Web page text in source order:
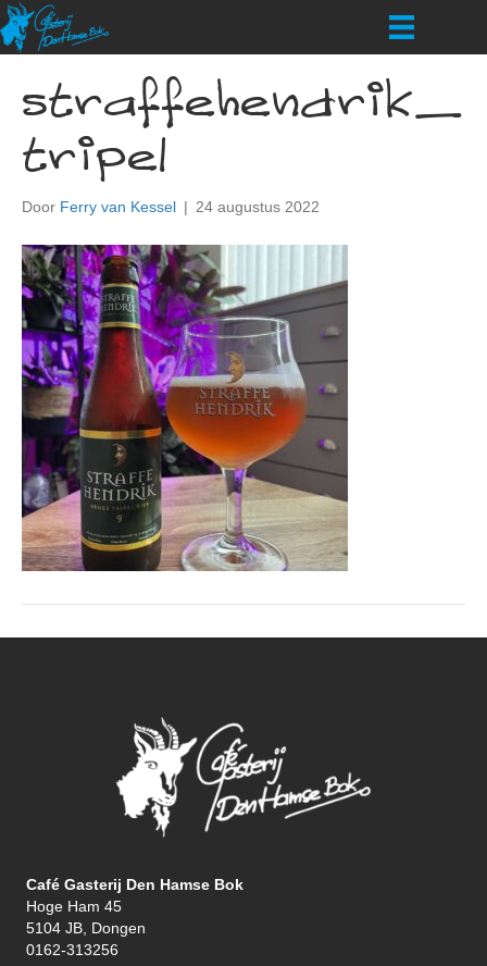
straffehendrik_
tripel
Door Ferry van Kessel | 24 augustus 2022
Café Gasterij Den Hamse Bok
Hoge Ham 45
5104 JB, Dongen
0162-313256